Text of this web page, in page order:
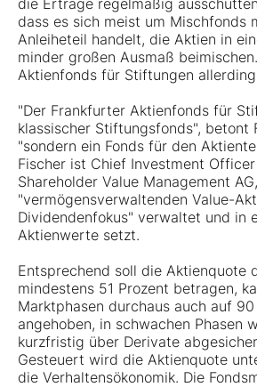
die Erträge regelmäßig
dass es sich meist um Mischfonds
Anleiheteil handelt, die Aktien in
minder großen Ausmaß
Aktienfonds für Stiftungen
"Der Frankfurter Aktienfonds für
klassischer Stiftungsfonds", betont
"sondern ein Fonds für den
Fischer ist Chief Investment
Shareholder Value Management
"vermögensverwaltenden Value-
Dividendenfokus" verwaltet und in
Aktienwerte setzt.
Entsprechend soll die Aktienquote
mindestens 51 Prozent betragen,
Marktphasen durchaus auch auf 90
angehoben, in schwachen Phasen
kurzfristig über Derivate
Gesteuert wird die Aktienquote
die Verhaltensökonomik. Die